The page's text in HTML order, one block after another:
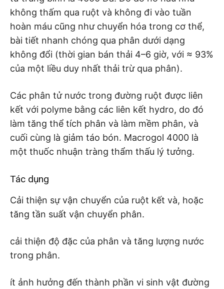
không thấm qua ruột và không đi vào tuần
hoàn máu cũng như chuyển hóa trong cơ thể,
bài tiết nhanh chóng qua phân dưới dạng
không đổi (thời gian bán thải 4–6 giờ, với ≈ 93%
của một liều duy nhất thải trừ qua phân).
Các phân tử nước trong đường ruột được liên
kết với polyme bằng các liên kết hydro, do đó
làm tăng thể tích phân và làm mềm phân, và
cuối cùng là giảm táo bón. Macrogol 4000 là
một thuốc nhuận tràng thẩm thấu lý tưởng.
Tác dụng
Cải thiện sự vận chuyển của ruột kết và, hoặc
tăng tần suất vận chuyển phân.
cải thiện độ đặc của phân và tăng lượng nước
trong phân.
ít ảnh hưởng đến thành phần vi sinh vật đường